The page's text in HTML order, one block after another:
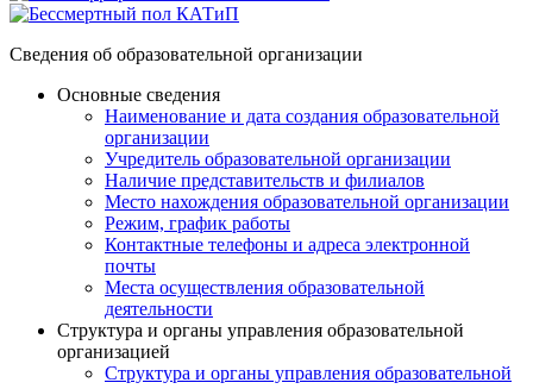
Сведения об образовательной организации
Основные сведения
Наименование и дата создания образовательной
организации
Учредитель образовательной организации
Наличие представительств и филиалов
Место нахождения образовательной организации
Режим, график работы
Контактные телефоны и адреса электронной
почты
Места осуществления образовательной
деятельности
Структура и органы управления образовательной
организацией
Структура и органы управления образовательной